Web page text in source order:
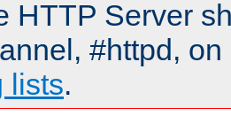
HTTP Server
#httpd,
lists.